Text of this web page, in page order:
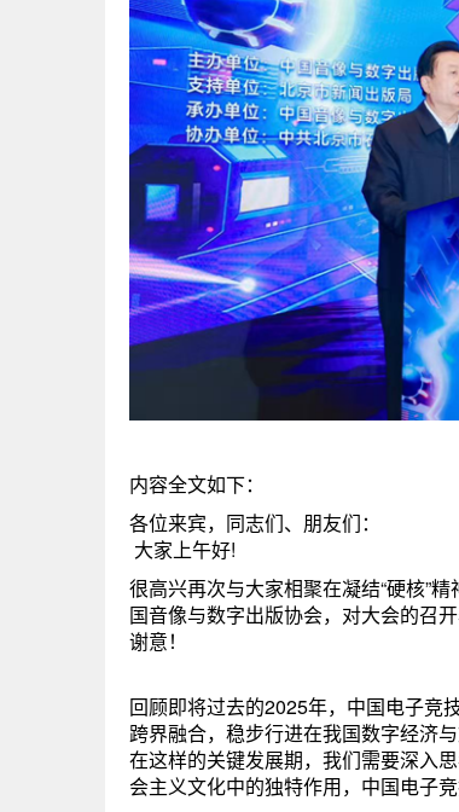
中国音像与数字
内容全文如下：
各位来宾，同志们、朋友们：
大家上午好!
很高兴再次与大家相聚在凝结“硬核”
国音像与数字出版协会，对大会的召
谢意！
回顾即将过去的2025年，中国电子竞
跨界融合，稳步行进在我国数字经济
在这样的关键发展期，我们需要深入
会主义文化中的独特作用，中国电子